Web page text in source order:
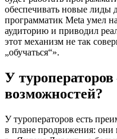
обеспечивать новые лиды
программатик Meta умел
аудиторию и приводил
этот механизм не так
„обучаться“».
У
возможностей?
У туроператоров есть
в плане продвижения: они